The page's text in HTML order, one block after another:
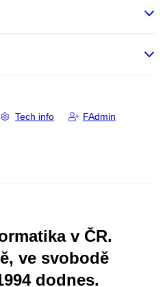
Tech info FAdmin
v ČR.
ve svobodě
dodnes.